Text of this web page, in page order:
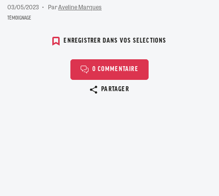
03/05/2023 ParAveline Marques
TÉMOIGNAGE
ENREGISTRER DANS VOS SELECTIONS
0 COMMENTAIRE
PARTAGER